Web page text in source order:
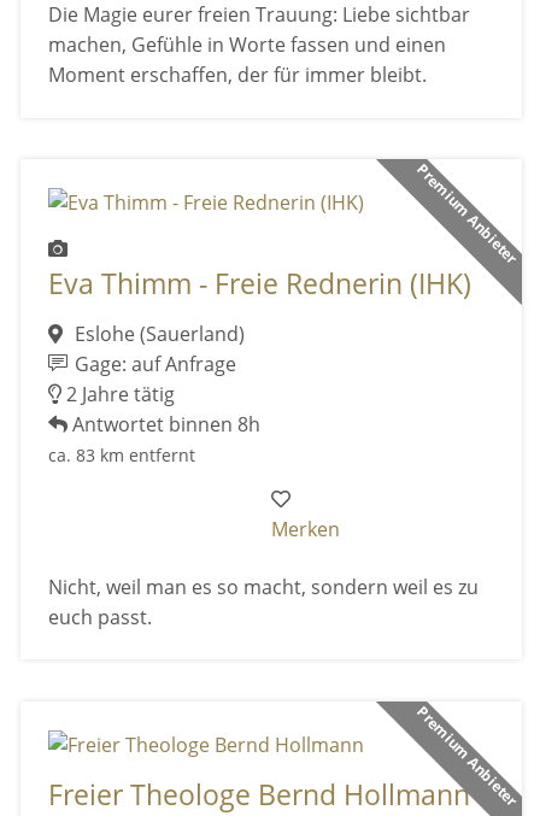
Die Magie eurer freien Trauung: Liebe sichtbar
machen, Gefühle in Worte fassen und einen
Moment erschaffen, der für immer bleibt.
Premium Anbieter
Eva Thimm - Freie Rednerin (IHK)
Eslohe (Sauerland)
Gage: auf Anfrage
2 Jahre tätig
Antwortet binnen 8h
ca. 83 km entfernt
Merken
Nicht, weil man es so macht, sondern weil es zu
euch passt.
Premium Anbieter
Freier Theologe Bernd Hollmann